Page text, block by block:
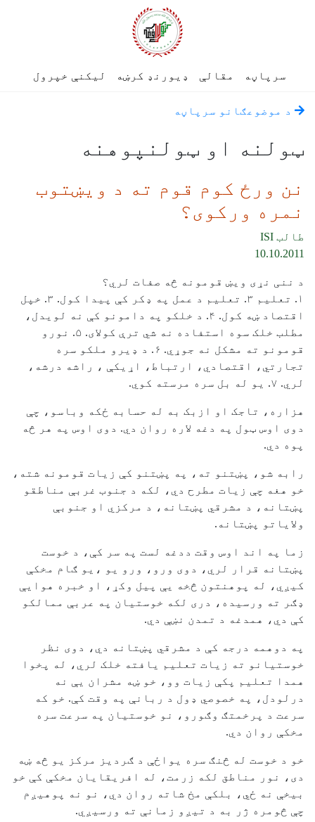
سرپاڼه مقالې ډیورنډ کرښه لیکنې خپرول
د موضوعګانو سرپاڼه
ټولنه او ټولنپوهنه
نن ورځ کوم قوم ته د ویښتوب
نمره ورکوی؟
طالب ISI
10.10.2011
د ننی نړی ویښ قومونه څه صفات لري؟
۱. تعلیم ۳. تعلیم د عمل په ډکر کې پیدا کول. ۳. خپل
اقتصاد ښه کول. ۴. د خلکو په دامونو کې نه لویدل،
مطلب خلک سوه استفاده نه شي ترې کولای. ۵. نورو
قومونو ته مشکل نه جوړي. ۶. د ډیرو ملکو سره
تجارتي، اقتصادي، ارتباط، اړیکې ، راشه درشه،
لري. ۷. یو له بل سره مرسته کوي.
هزاره، تاجک او ازبک به له حسابه ځکه وباسو، چې
دوی اوس ټول په دغه لاره روان دي. دوی اوس په هر څه
پوه دي.
رابه شو، پښتنو ته، په پښتنو کې زیات قومونه شته،
خو هغه چې زیات مطرح دي، لکه د جنوب غربې مناطقو
پښتانه، د مشرقي پښتانه، د مرکزي او جنوبې
ولایاتو پښتانه.
زما په اند اوس وقت ددغه لست په سر کې، د خوست
پښتانه قرار لري، دوی ورو، ورو یو ،یو ګام مخکې
کیږي، له پوهنتون څخه یې پیل وکړ، او خبره هوایې
ډګر ته ورسیده، دری لکه خوستیان په عربې ممالکو
کې دي، همدغه د تمدن نښې دي.
په دوهمه درجه کې د مشرقي پښتانه دي، دوی نظر
خوستیانو ته زیات تعلیم یافته خلک لري، له پخوا
همدا تعلیم پکې زیات وو، خو ښه مشران یې نه
درلودل، په خصوصي ډول د ربانې په وقت کې. خو که
سرعت د پرخمتګ وګورو، نو خوستیان په سرعت سره
مخکې روان دي.
خو د خوست له څنګ سره یواځې د ګردیز مرکز یو څه ښه
دی، نور مناطق لکه زرمت، له افریقایان مخکې کې خو
بیخې نه ځي، بلکې مخ شاته روان دي، نو نه پوهیږم
چې څومره ژر به د تیږو زمانې ته ورسیږي.